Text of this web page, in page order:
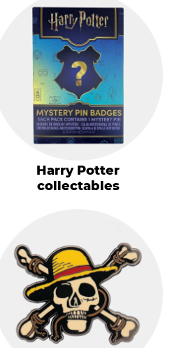
Harry Potter
collectables